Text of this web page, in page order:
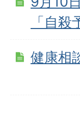
「自
健康相